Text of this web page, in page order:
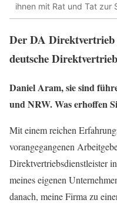
ihnen mit Rat und Tat zur
Der DA
deutsche
Daniel Aram, sie sind
und NRW. Was erhoffen
Mit einem reichen
vorangegangenen
Direktvertriebsdienstleister
meines eigenen
danach, meine Firma zu